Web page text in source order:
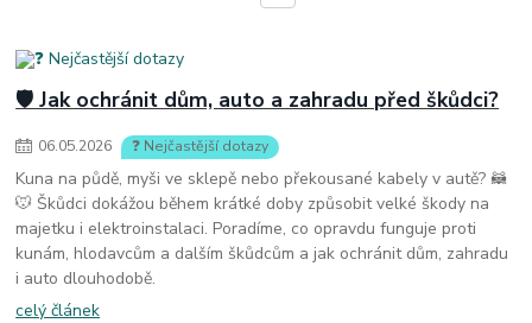
🛡️ Jak ochránit dům, auto a zahradu před škůdci?
06.05.2026 ❓ Nejčastější dotazy
Kuna na půdě, myši ve sklepě nebo překousané kabely v autě? 🦝
🐭 Škůdci dokážou během krátké doby způsobit velké škody na
majetku i elektroinstalaci. Poradíme, co opravdu funguje proti
kunám, hlodavcům a dalším škůdcům a jak ochránit dům, zahradu
i auto dlouhodobě.
celý článek